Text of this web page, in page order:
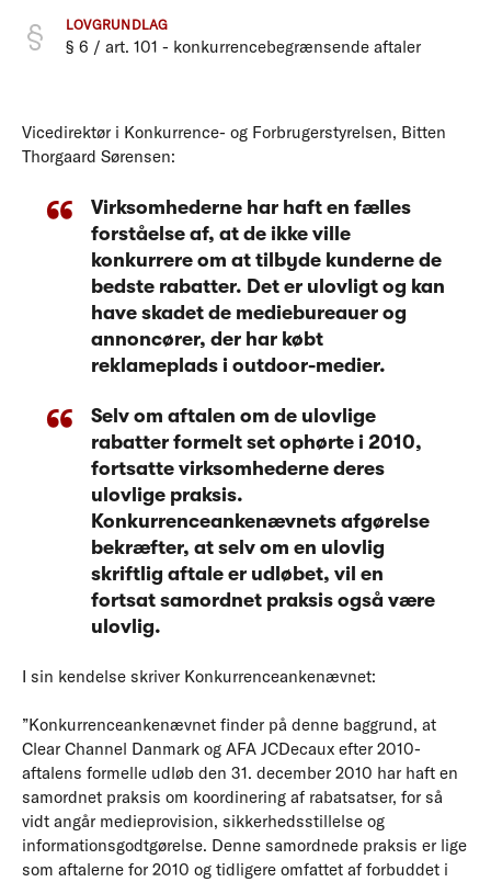
LOVGRUNDLAG
§ 6 / art. 101 - konkurrencebegrænsende aftaler
Vicedirektør i Konkurrence- og Forbrugerstyrelsen, Bitten
Thorgaard Sørensen:
Virksomhederne har haft en fælles
forståelse af, at de ikke ville
konkurrere om at tilbyde kunderne de
bedste rabatter. Det er ulovligt og kan
have skadet de mediebureauer og
annoncører, der har købt
reklameplads i outdoor-medier.
Selv om aftalen om de ulovlige
rabatter formelt set ophørte i 2010,
fortsatte virksomhederne deres
ulovlige praksis.
Konkurrenceankenævnets afgørelse
bekræfter, at selv om en ulovlig
skriftlig aftale er udløbet, vil en
fortsat samordnet praksis også være
ulovlig.
I sin kendelse skriver Konkurrenceankenævnet:
”Konkurrenceankenævnet finder på denne baggrund, at
Clear Channel Danmark og AFA JCDecaux efter 2010-
aftalens formelle udløb den 31. december 2010 har haft en
samordnet praksis om koordinering af rabatsatser, for så
vidt angår medieprovision, sikkerhedsstillelse og
informationsgodtgørelse. Denne samordnede praksis er lige
som aftalerne for 2010 og tidligere omfattet af forbuddet i